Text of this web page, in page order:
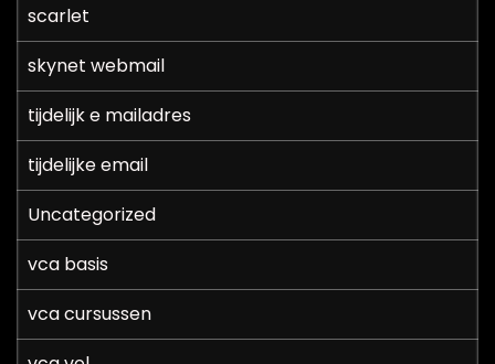
scarlet
skynet webmail
tijdelijk e mailadres
tijdelijke email
Uncategorized
vca basis
vca cursussen